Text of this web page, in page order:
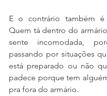
E o contrário também é
Quem tá dentro do
sente incomodada,
passando por situações
está preparado ou não
padece porque tem
pra fora do armário.